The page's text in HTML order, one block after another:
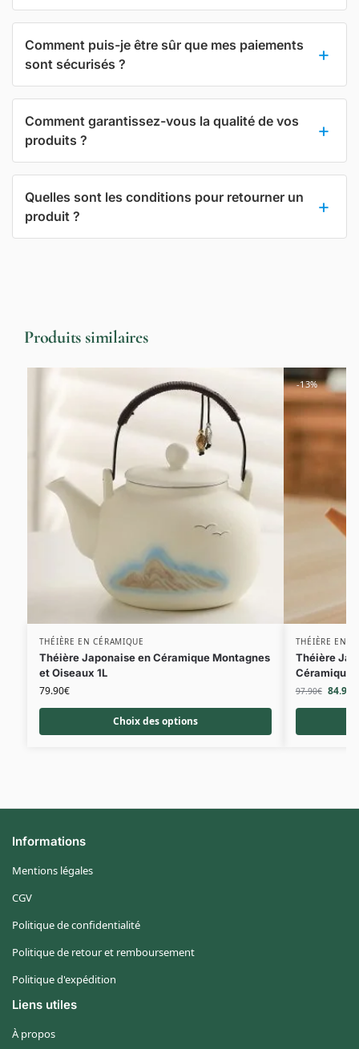
Comment puis-je être sûr que mes paiements
sont sécurisés ?
Comment garantissez-vous la qualité de vos
produits ?
Quelles sont les conditions pour retourner un
produit ?
Produits similaires
THÉIÈRE EN CÉRAMIQUE
Théière Japonaise en Céramique Montagnes
et Oiseaux 1L
79.90€
Choix des options
-13%
THÉIÈRE EN
Théière
Céramique
97.90€ 84.90
Informations
Mentions légales
CGV
Politique de confidentialité
Politique de retour et remboursement
Politique d'expédition
Liens utiles
À propos